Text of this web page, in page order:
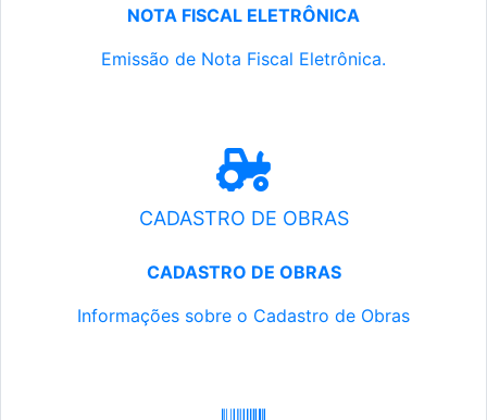
NOTA FISCAL ELETRÔNICA
Emissão de Nota Fiscal Eletrônica.
CADASTRO DE OBRAS
CADASTRO DE OBRAS
Informações sobre o Cadastro de Obras